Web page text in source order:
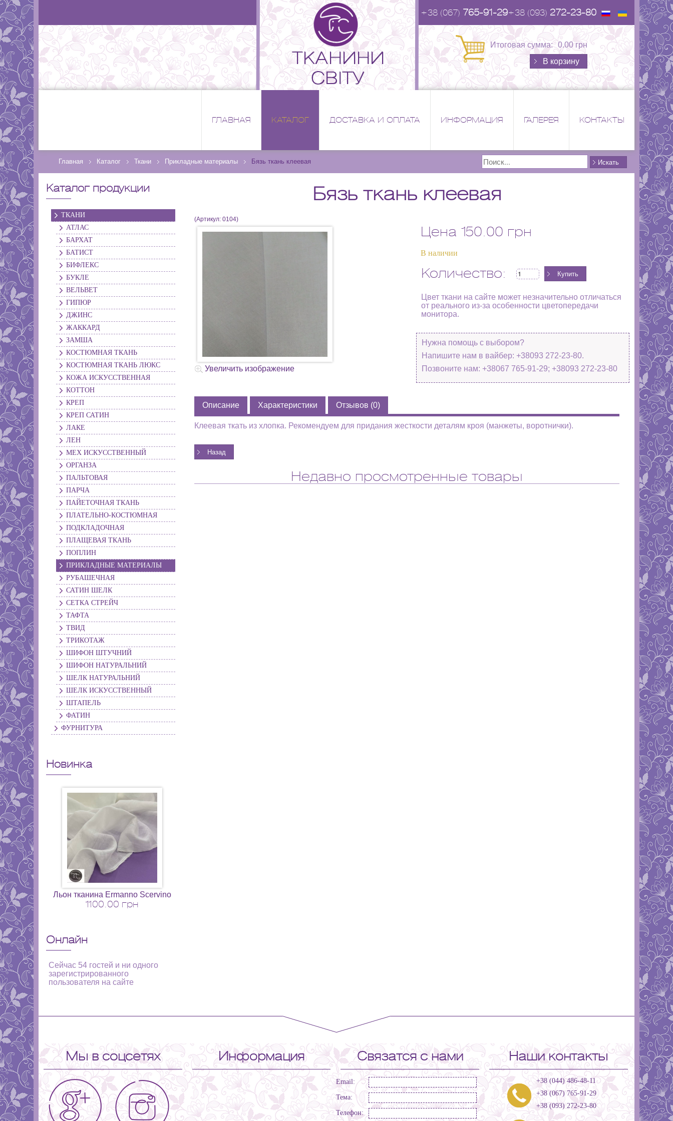
+38 (067) 765-91-29+38 (093) 272-23-80
Итоговая сумма: 0.00 грн
В корзину
ГЛАВНАЯ КАТАЛОГ ДОСТАВКА И ОПЛАТА ИНФОРМАЦИЯ ГАЛЕРЕЯ КОНТАКТЫ
Главная Каталог Ткани Прикладные материалы Бязь ткань клеевая
Поиск
Искать
Каталог продукции
ТКАНИ
АТЛАС
БАРХАТ
БАТИСТ
БИФЛЕКС
БУКЛЕ
ВЕЛЬВЕТ
ГИПЮР
ДЖИНС
ЖАККАРД
ЗАМША
КОСТЮМНАЯ ТКАНЬ
КОСТЮМНАЯ ТКАНЬ ЛЮКС
КОЖА ИСКУССТВЕННАЯ
КОТТОН
КРЕП
КРЕП САТИН
ЛАКЕ
ЛЕН
МЕХ ИСКУССТВЕННЫЙ
ОРГАНЗА
ПАЛЬТОВАЯ
ПАРЧА
ПАЙЕТОЧНАЯ ТКАНЬ
ПЛАТЕЛЬНО-КОСТЮМНАЯ
ПОДКЛАДОЧНАЯ
ПЛАЩЕВАЯ ТКАНЬ
ПОПЛИН
ПРИКЛАДНЫЕ МАТЕРИАЛЫ
РУБАШЕЧНАЯ
САТИН ШЕЛК
СЕТКА СТРЕЙЧ
ТАФТА
ТВИД
ТРИКОТАЖ
ШИФОН ШТУЧНИЙ
ШИФОН НАТУРАЛЬНИЙ
ШЕЛК НАТУРАЛЬНИЙ
ШЕЛК ИСКУССТВЕННЫЙ
ШТАПЕЛЬ
ФАТИН
ФУРНИТУРА
Новинка
Льон тканина Ermanno Scervino
1100.00 грн
Онлайн
Сейчас 54 гостей и ни одного
зарегистрированного
пользователя на сайте
Бязь ткань клеевая
(Артикул:0104)
Увеличить изображение
Цена 150.00 грн
В наличии
Количество:
Цвет ткани на сайте может незначительно отличаться
от реального из-за особенности цветопередачи
монитора.
Нужна помощь с выбором?
Напишите нам в вайбер: +38093 272-23-80.
Позвоните нам: +38067 765-91-29; +38093 272-23-80
Описание Характеристики Отзывов (0)
Клеевая ткать из хлопка. Рекомендуем для придания жесткости деталям кроя (манжеты, воротнички).
Недавно просмотренные товары
Мы в соцсетях Информация Связатся с нами
Email:
Тема:
Телефон:
Наши контакты
+38 (044) 486-48-11
+38 (067) 765-91-29
+38 (093) 272-23-80